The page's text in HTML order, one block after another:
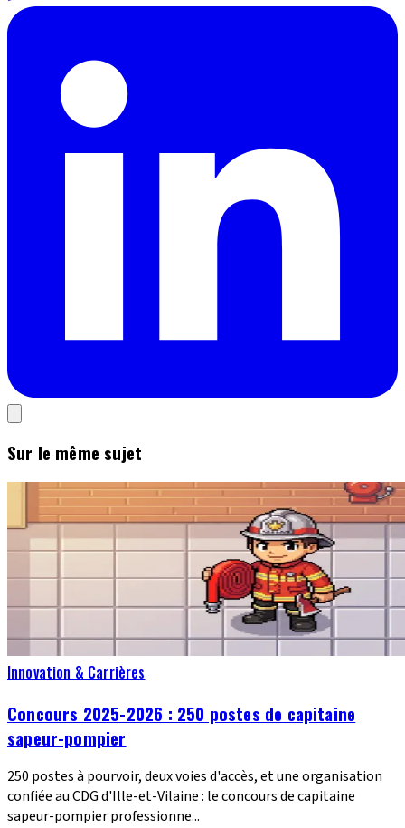
Sur le même sujet
Innovation & Carrières
Concours 2025-2026 : 250 postes de capitaine
sapeur-pompier
250 postes à pourvoir, deux voies d'accès, et une organisation
confiée au CDG d'Ille-et-Vilaine : le concours de capitaine
sapeur-pompier professionne...